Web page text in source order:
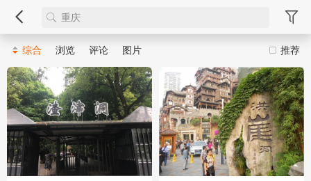
推荐
综合 浏览 评论 图片